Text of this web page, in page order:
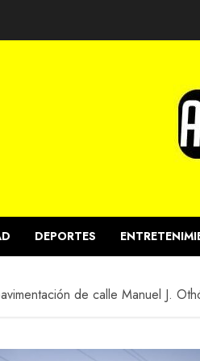
DEPORTES
de calle Manuel J.